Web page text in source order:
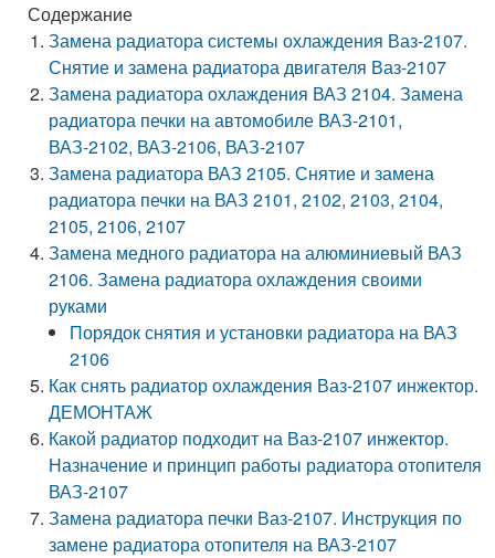
Содержание
Замена радиатора системы охлаждения Ваз-2107.
Снятие и замена радиатора двигателя Ваз-2107
Замена радиатора охлаждения ВАЗ 2104. Замена
радиатора печки на автомобиле ВАЗ-2101,
ВАЗ-2102, ВАЗ-2106, ВАЗ-2107
Замена радиатора ВАЗ 2105. Снятие и замена
радиатора печки на ВАЗ 2101, 2102, 2103, 2104,
2105, 2106, 2107
Замена медного радиатора на алюминиевый ВАЗ
2106. Замена радиатора охлаждения своими
руками
Порядок снятия и установки радиатора на ВАЗ
2106
Как снять радиатор охлаждения Ваз-2107 инжектор.
ДЕМОНТАЖ
Какой радиатор подходит на Ваз-2107 инжектор.
Назначение и принцип работы радиатора отопителя
ВАЗ-2107
Замена радиатора печки Ваз-2107. Инструкция по
замене радиатора отопителя на ВАЗ-2107